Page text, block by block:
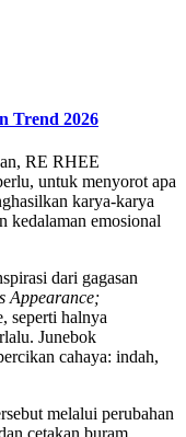
Trend 2026
RE RHEE
untuk menyorot apa
karya-karya
kedalaman emosional
dari gagasan
Appearance;
seperti halnya
Junebok
cahaya: indah,
melalui perubahan
cetakan buram